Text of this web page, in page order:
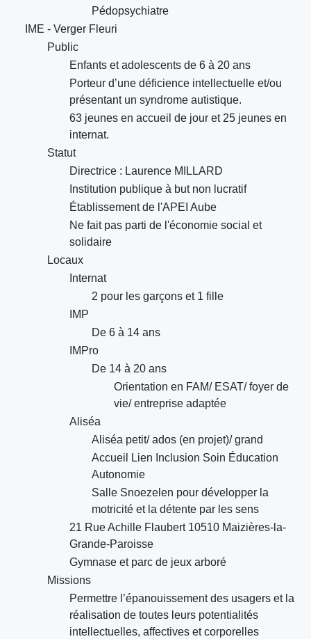
Pédopsychiatre
IME - Verger Fleuri
Public
Enfants et adolescents de 6 à 20 ans
Porteur d’une déficience intellectuelle et/ou
présentant un syndrome autistique.
63 jeunes en accueil de jour et 25 jeunes en
internat.
Statut
Directrice : Laurence MILLARD
Institution publique à but non lucratif
Établissement de l'APEI Aube
Ne fait pas parti de l'économie social et
solidaire
Locaux
Internat
2 pour les garçons et 1 fille
IMP
De 6 à 14 ans
IMPro
De 14 à 20 ans
Orientation en FAM/ ESAT/ foyer de
vie/ entreprise adaptée
Aliséa
Aliséa petit/ ados (en projet)/ grand
Accueil Lien Inclusion Soin Éducation
Autonomie
Salle Snoezelen pour développer la
motricité et la détente par les sens
21 Rue Achille Flaubert 10510 Maizières-la-
Grande-Paroisse
Gymnase et parc de jeux arboré
Missions
Permettre l’épanouissement des usagers et la
réalisation de toutes leurs potentialités
intellectuelles, affectives et corporelles